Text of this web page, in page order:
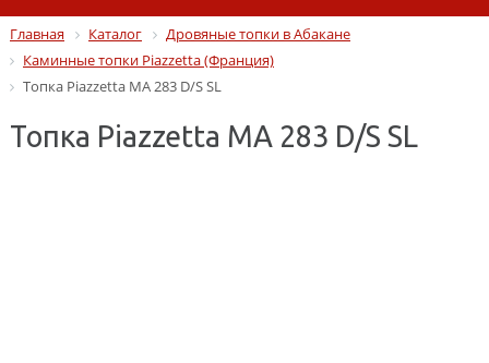
Главная Каталог
Дровяные топки в Абакане
Каминные топки Piazzetta (Франция)
Топка Piazzetta MA 283 D/S SL
Топка Piazzetta MA 283 D/S SL